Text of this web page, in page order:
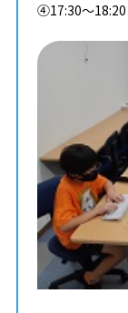
④17:30～18:20
※上記以外の時
※内容はすべ
プログラミン
体験レッスン
プログラミン
たものなのか、
ぜひ肌で感じ
※詳細は教室ま
※スクールIE
※プログラミン